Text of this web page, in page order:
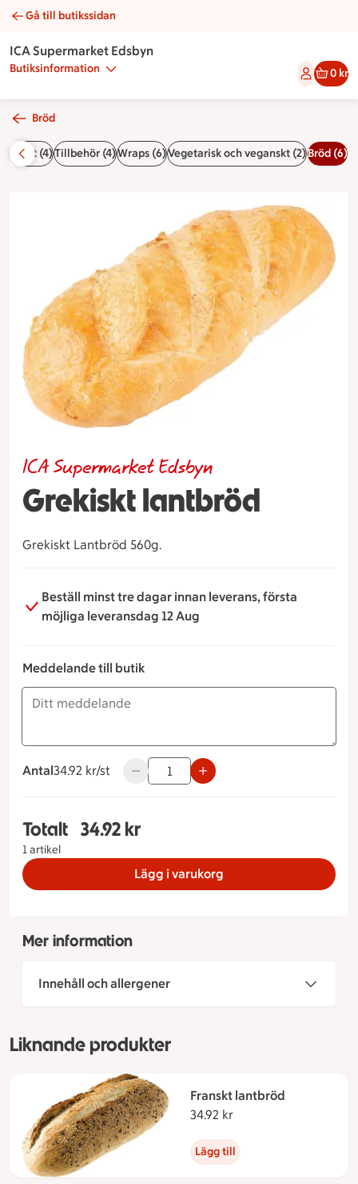
Grekiskt lantbröd | Catering ICA Supermarket Edsbyn
Gå till butikssidan
ICA Supermarket Edsbyn
Butiksinformation 0 kr
Bröd
(4)Tillbehör (4)Wraps (6)Vegetarisk och veganskt (2)Bröd (6)
Grekiskt lantbröd
ICA Supermarket Edsbyn
Grekiskt Lantbröd 560g.
Beställ minst tre dagar innan leverans, första
möjliga leveransdag 12 Aug
Meddelande till butik
Antal
34.92 kronor styck
34.92 kr/st Använd knapparna för att minska eller
Totalt
1 artikel
Totalt 1 stycken Grekiskt lantbröd, 34.92 kronor
34.92 kr
Lägg i varukorg
Mer information
Innehåll och allergener
Liknande produkter
Franskt lantbröd
34.92 kr
Lägg till